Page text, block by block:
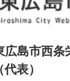
広島市西
表）